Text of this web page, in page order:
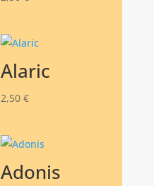
Alaric
2,50 €
Adonis